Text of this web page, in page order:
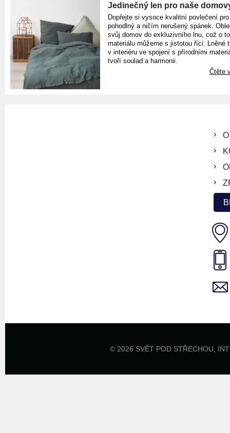
Jedinečný len pro naše
Dopřejte si vysoce kvalitní povlečení pro
pohodlný a ničím nerušený spánek.
svůj domov do exkluzivního lnu, což o
materiálu můžeme s jistotou říci. Lněné
v interiéru ve spojení s přírodními
tvoří soulad a harmonii.
Čtěte
© 2026 SVĚT POD STŘECHOU,